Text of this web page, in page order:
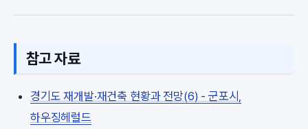
참고 자료
경기도 재개발·재건축 현황과 전망(6) - 군포시,
하우징헤럴드